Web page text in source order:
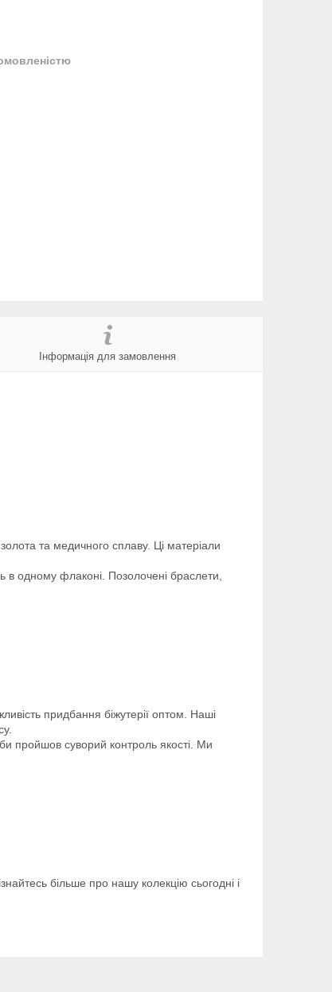
Інформація для замовлення
та медичного сплаву. Ці матеріали
одному флаконі. Позолочені браслети,
придбання біжутерії оптом. Наші
пройшов суворий контроль якості. Ми
більше про нашу колекцію сьогодні і